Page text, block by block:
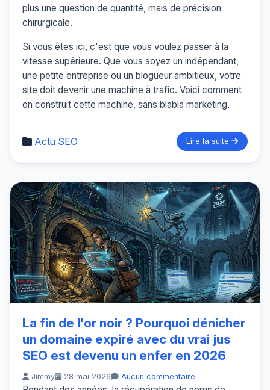
plus une question de quantité, mais de précision
chirurgicale.
Si vous êtes ici, c'est que vous voulez passer à la
vitesse supérieure. Que vous soyez un indépendant,
une petite entreprise ou un blogueur ambitieux, votre
site doit devenir une machine à trafic. Voici comment
on construit cette machine, sans blabla marketing.
Actu SEO Lire la suite
La fin de l'or noir ? Pourquoi dénicher
un domaine expiré avec du vrai jus
SEO est devenu un enfer en 2026
Jimmy 28 mai 2026 Aucun commentaire